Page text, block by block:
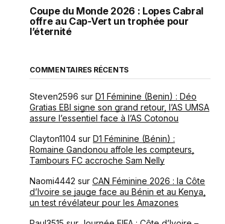
Coupe du Monde 2026 : Lopes Cabral
offre au Cap-Vert un trophée pour
l’éternité
COMMENTAIRES RÉCENTS
Steven2596 sur D1 Féminine (Benin) : Déo
Gratias EBI signe son grand retour, l’AS UMSA
assure l’essentiel face à l’AS Cotonou
Clayton1104 sur D1 Féminine (Bénin) :
Romaine Gandonou affole les compteurs,
Tambours FC accroche Sam Nelly
Naomi4442 sur CAN Féminine 2026 : la Côte
d’Ivoire se jauge face au Bénin et au Kenya,
un test révélateur pour les Amazones